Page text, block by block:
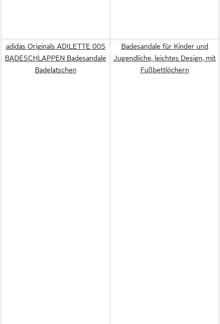
adidas Originals ADILETTE 00S
BADESCHLAPPEN Badesandale
Badelatschen
Badesandale für Kinder und
Jugendliche, leichtes Design, mit
Fußbettlöchern